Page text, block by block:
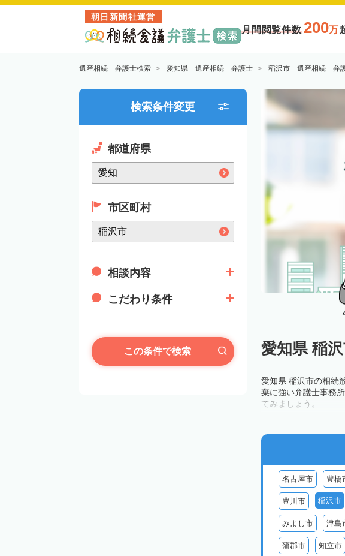
朝日新聞社運営
月間閲覧件数 200万
遺産相続 弁護士検索 愛知県 遺産相続 弁護士 稲沢市 遺産相続 弁
検索条件変更
都道府県
市区町村
相談内容
こだわり条件
この条件で検索 愛知県 稲
愛知県 稲沢市の相続
棄に強い弁護士事務
てみましょう。
名古屋市 豊橋
豊川市 稲沢市
みよし市 津島
蒲郡市 知立市